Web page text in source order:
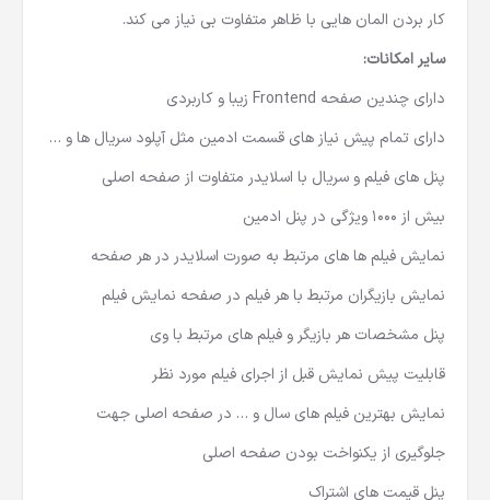
ادیت کاربران و .. قرار گرفته که با بیش از 1000 ویژگی شما را از به
کار بردن المان هایی با ظاهر متفاوت بی نیاز می کند.
سایر امکانات:
دارای چندین صفحه Frontend زیبا و کاربردی
دارای تمام پیش نیاز های قسمت ادمین مثل آپلود سریال ها و …
پنل های فیلم و سریال با اسلایدر متفاوت از صفحه اصلی
بیش از 1000 ویژگی در پنل ادمین
نمایش فیلم ها های مرتبط به صورت اسلایدر در هر صفحه
نمایش بازیگران مرتبط با هر فیلم در صفحه نمایش فیلم
پنل مشخصات هر بازیگر و فیلم های مرتبط با وی
قابلیت پیش نمایش قبل از اجرای فیلم مورد نظر
نمایش بهترین فیلم های سال و … در صفحه اصلی جهت
جلوگیری از یکنواخت بودن صفحه اصلی